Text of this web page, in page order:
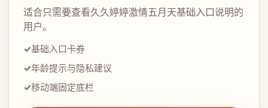
适合只需要查看久久婷婷激情五月天基础入口说明的
用户。
基础入口卡券
年龄提示与隐私建议
移动端固定底栏